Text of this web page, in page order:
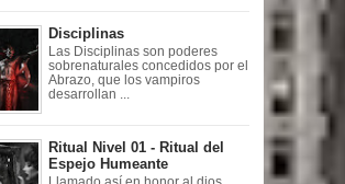
Disciplinas
Las Disciplinas son poderes
sobrenaturales concedidos por el
Abrazo, que los vampiros
desarrollan ...
Ritual Nivel 01 - Ritual del
Espejo Humeante